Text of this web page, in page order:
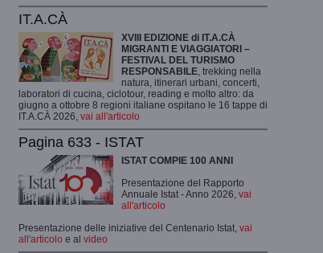
IT.A.CÀ
XVIII EDIZIONE di IT.A.CÀ
MIGRANTI E VIAGGIATORI –
FESTIVAL DEL TURISMO
RESPONSABILE, trekking nella
natura, itinerari urbani, concerti,
laboratori di cucina, ciclotour, reading e molto altro: da
giugno a ottobre 8 regioni italiane ospitano le 16 tappe di
IT.A.CÀ 2026, vai all'articolo
Pagina 633 - ISTAT
ISTAT COMPIE 100 ANNI
Presentazione del Rapporto
Annuale Istat - Anno 2026, vai
all'articolo
Presentazione delle iniziative del Centenario Istat, vai
all'articolo e al video